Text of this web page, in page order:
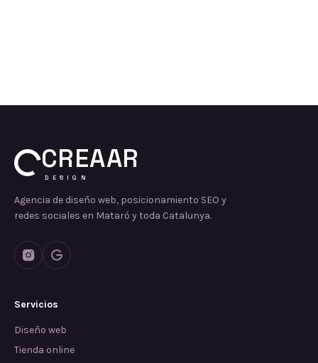
CREAAR
DESIGN
Agencia de diseño web, posicionamiento SEO y
redes sociales en Mataró y toda Catalunya.
Servicios
Diseño web
Tienda online